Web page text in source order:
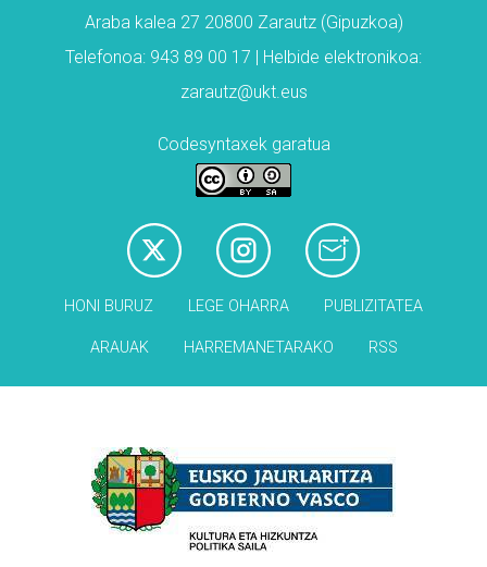
Araba kalea 27 20800 Zarautz (Gipuzkoa)
Telefonoa: 943 89 00 17 | Helbide elektronikoa:
zarautz@ukt.eus
Codesyntaxek garatua
HONI BURUZ LEGE OHARRA PUBLIZITATEA
ARAUAK HARREMANETARAKO RSS